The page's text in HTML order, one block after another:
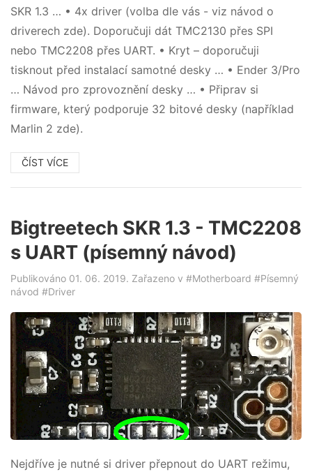
SKR 1.3 … • 4x driver (volba dle vás - viz návod o
driverech zde). Doporučuji dát TMC2130 přes SPI
nebo TMC2208 přes UART. • Kryt – doporučuji
tisknout před instalací samotné desky … • Ender 3/Pro
… Návod pro zprovoznění desky … • Připrav si
firmware, který podporuje 32 bitové desky (například
Marlin 2 zde).
ČÍST VÍCE
Bigtreetech SKR 1.3 - TMC2208
s UART (písemný návod)
Publikováno 01. 06. 2019. Zařazeno v #Motherboard #Písemný
návod #Driver
Nejdříve je nutné si driver přepnout do UART režimu,